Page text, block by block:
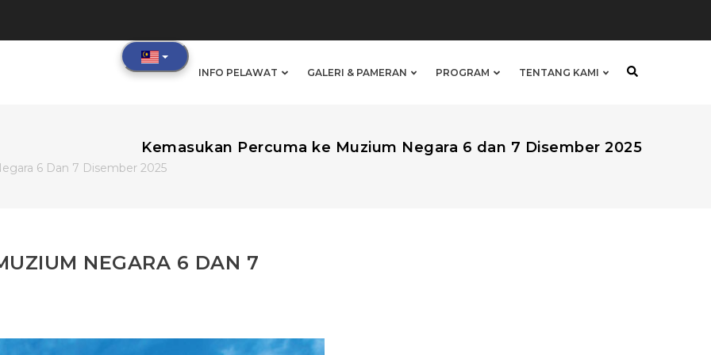
INFO PELAWAT GALERI & PAMERAN PROGRAM TENTANG KAMI
Kemasukan Percuma ke Muzium Negara 6 dan 7 Disember 2025
6 Dan 7 Disember 2025
NEGARA 6 DAN 7